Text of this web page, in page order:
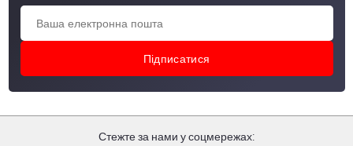
Стежте за нами у соцмережах: